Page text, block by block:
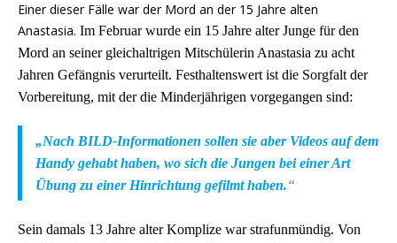
Einer dieser Fälle war der Mord an der 15 Jahre alten
Anastasia. Im Februar wurde ein 15 Jahre alter Junge für den
Mord an seiner gleichaltrigen Mitschülerin Anastasia zu acht
Jahren Gefängnis verurteilt. Festhaltenswert ist die Sorgfalt der
Vorbereitung, mit der die Minderjährigen vorgegangen sind:
„Nach BILD-Informationen sollen sie aber Videos auf dem
Handy gehabt haben, wo sich die Jungen bei einer Art
Übung zu einer Hinrichtung gefilmt haben.“
Sein damals 13 Jahre alter Komplize war strafunmündig. Von